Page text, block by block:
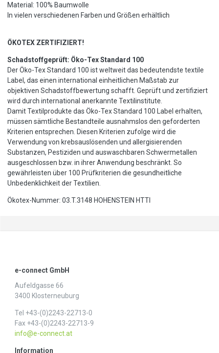
Material: 100% Baumwolle
In vielen verschiedenen Farben und Größen erhältlich
ÖKOTEX ZERTIFIZIERT!
Schadstoffgeprüft: Öko-Tex Standard 100
Der Öko-Tex Standard 100 ist weltweit das bedeutendste textile
Label, das einen international einheitlichen Maßstab zur
objektiven Schadstoffbewertung schafft. Geprüft und zertifiziert
wird durch international anerkannte Textilinstitute.
Damit Textilprodukte das Öko-Tex Standard 100 Label erhalten,
müssen sämtliche Bestandteile ausnahmslos den geforderten
Kriterien entsprechen. Diesen Kriterien zufolge wird die
Verwendung von krebsauslösenden und allergisierenden
Substanzen, Pestiziden und auswaschbaren Schwermetallen
ausgeschlossen bzw. in ihrer Anwendung beschränkt. So
gewährleisten über 100 Prüfkriterien die gesundheitliche
Unbedenklichkeit der Textilien.
Ökotex-Nummer: 03.T.3148 HOHENSTEIN HTTI
e-connect GmbH
Aufeldgasse 66
3400 Klosterneuburg
Tel +43-(0)2243-22713-0
Fax +43-(0)2243-22713-9
info@e-connect.at
Information